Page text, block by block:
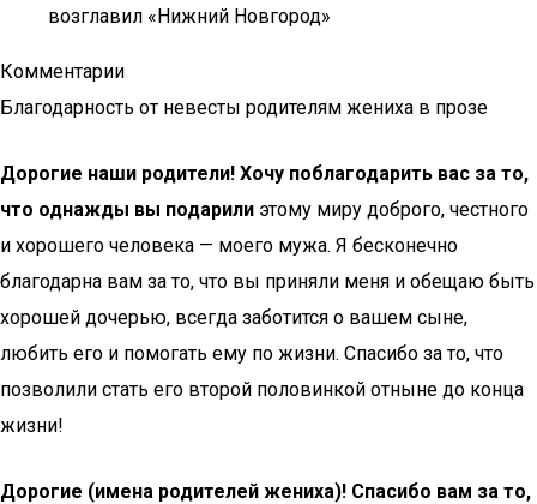
возглавил «Нижний Новгород»
Комментарии
Благодарность от невесты родителям жениха в прозе
Дорогие наши родители! Хочу поблагодарить вас за то,
что однажды вы подарили этому миру доброго, честного
и хорошего человека — моего мужа. Я бесконечно
благодарна вам за то, что вы приняли меня и обещаю быть
хорошей дочерью, всегда заботится о вашем сыне,
любить его и помогать ему по жизни. Спасибо за то, что
позволили стать его второй половинкой отныне до конца
жизни!
Дорогие (имена родителей жениха)! Спасибо вам за то,